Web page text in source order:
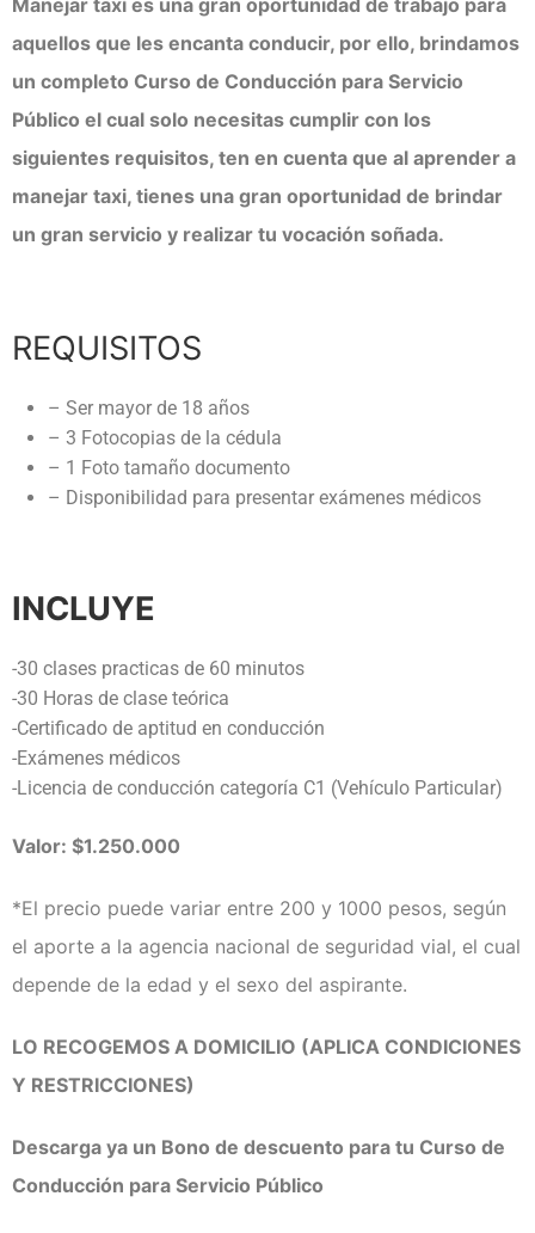
Manejar taxi es una gran oportunidad de trabajo para
aquellos que les encanta conducir, por ello, brindamos
un completo Curso de Conducción para Servicio
Público el cual solo necesitas cumplir con los
siguientes requisitos, ten en cuenta que al aprender a
manejar taxi, tienes una gran oportunidad de brindar
un gran servicio y realizar tu vocación soñada.
REQUISITOS
– Ser mayor de 18 años
– 3 Fotocopias de la cédula
– 1 Foto tamaño documento
– Disponibilidad para presentar exámenes médicos
INCLUYE
-30 clases practicas de 60 minutos
-30 Horas de clase teórica
-Certificado de aptitud en conducción
-Exámenes médicos
-Licencia de conducción categoría C1 (Vehículo Particular)
Valor: $1.250.000
*El precio puede variar entre 200 y 1000 pesos, según
el aporte a la agencia nacional de seguridad vial, el cual
depende de la edad y el sexo del aspirante.
LO RECOGEMOS A DOMICILIO (APLICA CONDICIONES
Y RESTRICCIONES)
Descarga ya un Bono de descuento para tu Curso de
Conducción para Servicio Público